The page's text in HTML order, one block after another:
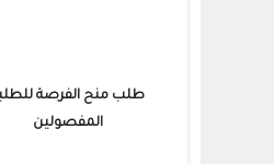
طلب منح الفرصة
المفصولين